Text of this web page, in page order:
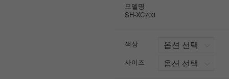
모델명
SH-XC703
색상
사이즈